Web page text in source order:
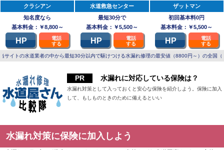
クラシアン
知名度なら
基本料金：￥8,800～
HP
電話
する
水道救急センター
最短30分で
基本料金：￥5,500～
HP
電話
する
ザットマン
初回基本料0円
基本料金：￥5,500～
HP
電話
する
当サイトの水道業者の中から最短30分以内で駆けつける水漏れ修理の最安値（8800円～）の全
水漏れに対応している保険は？
水漏れ対策として入っておくと安心な保険を紹介しよう。保険に加入
して、もしものときのために備えるといい
水漏れ対策に保険に加入しよう